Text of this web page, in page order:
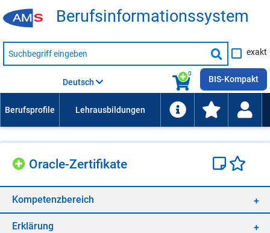
Be­rufs­in­for­ma­ti­ons­sys­tem
Suche
nach
Suche
starten
exakt
0
Deutsch BIS-Kompakt
Ora­cle-Zer­ti­fi­ka­te
Kom­pe­tenz­be­reich
Er­klä­rung